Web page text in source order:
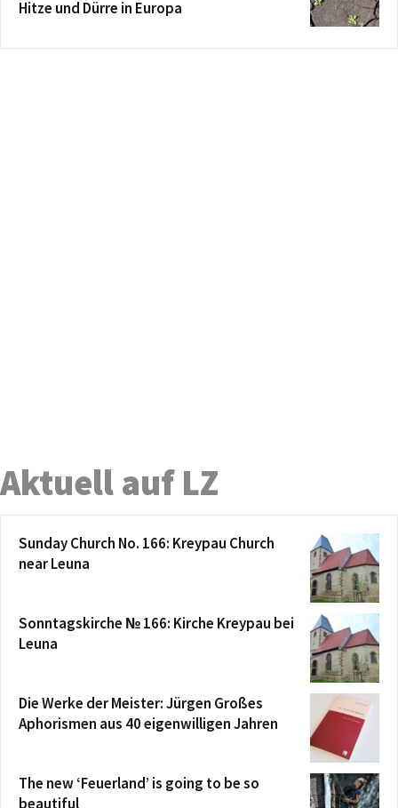
Hitze und Dürre in Europa
Aktuell auf LZ
Sunday Church No. 166: Kreypau Church
near Leuna
Sonntagskirche № 166: Kirche Kreypau bei
Leuna
Die Werke der Meister: Jürgen Großes
Aphorismen aus 40 eigenwilligen Jahren
The new ‘Feuerland’ is going to be so
beautiful